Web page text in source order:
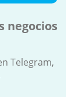
negocios
Telegram,